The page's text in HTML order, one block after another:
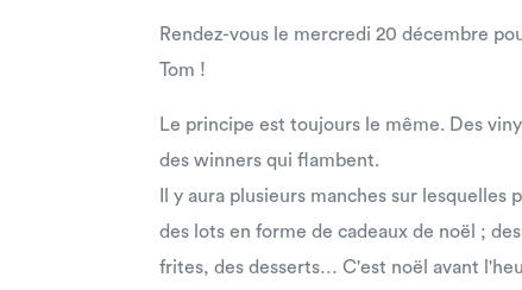
Rendez-vous le mercredi 20 décembre
Tom !
Le principe est toujours le même. Des
des winners qui flambent.
Il y aura plusieurs manches sur
des lots en forme de cadeaux de noël ;
frites, des desserts… C'est noël avant